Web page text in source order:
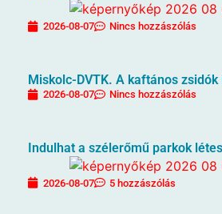
2026-08-07 Nincs hozzászólás
Miskolc-DVTK. A kaftános
2026-08-07 Nincs hozzászólás
Indulhat a szélerőmű parkok
2026-08-07 5 hozzászólás